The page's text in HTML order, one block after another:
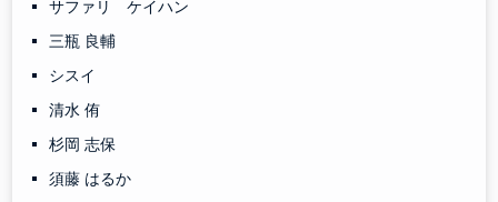
サファリ ケイハン
三瓶 良輔
シスイ
清水 侑
杉岡 志保
須藤 はるか